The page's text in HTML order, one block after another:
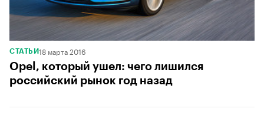
СТАТЬИ18 марта 2016
Opel, который ушел: чего лишился
российский рынок год назад